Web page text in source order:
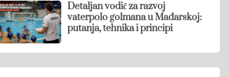
Detaljan vodič za razvoj
vaterpolo golmana u Mađarskoj:
putanja, tehnika i principi